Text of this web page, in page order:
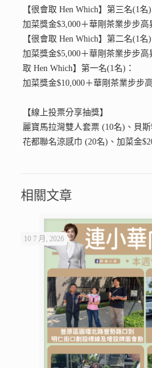
【很會取 Hen Which】第三名(1名)
加菜獎金$3,000＋華剛茶業步步
【很會取 Hen Which】第二名(1名)
加菜獎金$5,000＋華剛茶業步步
取 Hen Which】第一名(1名)：
加菜獎金$10,000＋華剛茶業步步
【線上投票分享抽獎】
麗寶馬拉灣雙人套票 (10名)、貝
花都聯名涼感巾 (20名)、加菜金
相關文章
10 7 月, 2026